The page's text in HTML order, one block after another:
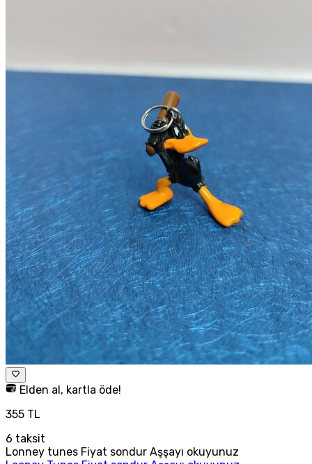
Elden al, kartla öde!
355 TL
6 taksit
Lonney tunes Fiyat sondur Aşşayı okuyunuz